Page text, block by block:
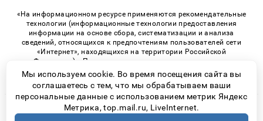
«На информационном ресурсе применяются рекомендательные
технологии (информационные технологии предоставления
информации на основе сбора, систематизации и анализа
сведений, относящихся к предпочтениям пользователей сети
«Интернет», находящихся на территории Российской
Федерации)». Правила применения рекомендательных
технологий в виджетах рекламно-обменной сети
«СМИ2» (PDF)
© 2026 «ProGorodSamara» | Все права защищены
Мы используем cookie. Во время посещения сайта вы
соглашаетесь с тем, что мы обрабатываем ваши
персональные данные с использованием метрик Яндекс
Метрика, top.mail.ru, LiveInternet.